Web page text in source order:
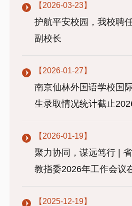
【2026-03-23】
护航平安校园，我校聘
副校长
【2026-01-27】
南京仙林外国语学校国
生录取情况统计截止
【2026-01-19】
聚力协同，谋远笃行 |
教指委2026年工作会议
【2025-12-19】